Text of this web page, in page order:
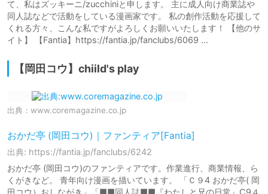
て、私はズッキーニ/zucchiniと申します。 主に成人向け商業誌や
同人誌などで活動をしている漫画家です。 私の創作活動を応援して
くれる方々、こんな私ですがよろしくお願いいたします！ 【他のサ
イト】 【Fantia】https://fantia.jp/fanclubs/6069 ...
【岡田コウ】chiild's play
出典： www.coremagazine.co.jp
おかだ亭 (岡田コウ)｜ファンティア[Fantia]
出典: https://fantia.jp/fanclubs/6242
おかだ亭 (岡田コウ)のファンティアです。作業進行、商業情報、ら
くがきなど。 青年向け漫画を描いています。 「Ｃ９4 おかだ亭( 岡